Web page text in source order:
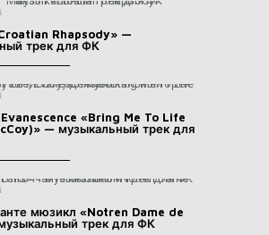
Rhapsody» —
трек для ФК
«Bring Me To Life
— музыкальный трек для
мюзикл «Notren Dame de
трек для ФК